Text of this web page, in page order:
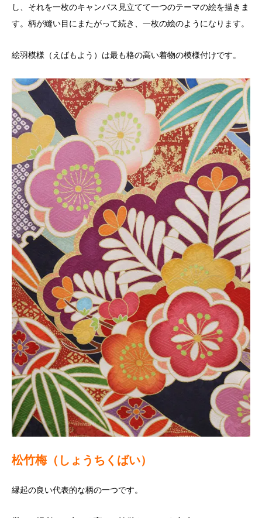
し、それを一枚のキャンパス見立てて一つのテーマの絵を描きま
す。柄が縫い目にまたがって続き、一枚の絵のようになります。
絵羽模様（えばもよう）は最も格の高い着物の模様付けです。
松竹梅（しょうちくばい）
縁起の良い代表的な柄の一つです。